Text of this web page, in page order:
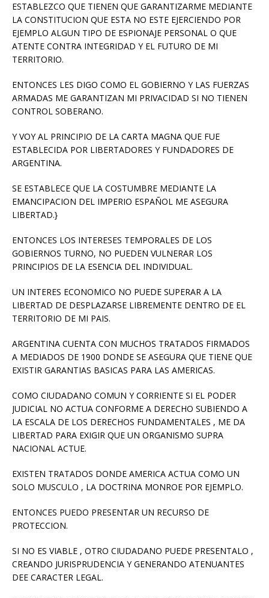
ESTABLEZCO QUE TIENEN QUE GARANTIZARME MEDIANTE
LA CONSTITUCION QUE ESTA NO ESTE EJERCIENDO POR
EJEMPLO ALGUN TIPO DE ESPIONAJE PERSONAL O QUE
ATENTE CONTRA INTEGRIDAD Y EL FUTURO DE MI
TERRITORIO.
ENTONCES LES DIGO COMO EL GOBIERNO Y LAS FUERZAS
ARMADAS ME GARANTIZAN MI PRIVACIDAD SI NO TIENEN
CONTROL SOBERANO.
Y VOY AL PRINCIPIO DE LA CARTA MAGNA QUE FUE
ESTABLECIDA POR LIBERTADORES Y FUNDADORES DE
ARGENTINA.
SE ESTABLECE QUE LA COSTUMBRE MEDIANTE LA
EMANCIPACION DEL IMPERIO ESPAÑOL ME ASEGURA
LIBERTAD.}
ENTONCES LOS INTERESES TEMPORALES DE LOS
GOBIERNOS TURNO, NO PUEDEN VULNERAR LOS
PRINCIPIOS DE LA ESENCIA DEL INDIVIDUAL.
UN INTERES ECONOMICO NO PUEDE SUPERAR A LA
LIBERTAD DE DESPLAZARSE LIBREMENTE DENTRO DE EL
TERRITORIO DE MI PAIS.
ARGENTINA CUENTA CON MUCHOS TRATADOS FIRMADOS
A MEDIADOS DE 1900 DONDE SE ASEGURA QUE TIENE QUE
EXISTIR GARANTIAS BASICAS PARA LAS AMERICAS.
COMO CIUDADANO COMUN Y CORRIENTE SI EL PODER
JUDICIAL NO ACTUA CONFORME A DERECHO SUBIENDO A
LA ESCALA DE LOS DERECHOS FUNDAMENTALES , ME DA
LIBERTAD PARA EXIGIR QUE UN ORGANISMO SUPRA
NACIONAL ACTUE.
EXISTEN TRATADOS DONDE AMERICA ACTUA COMO UN
SOLO MUSCULO , LA DOCTRINA MONROE POR EJEMPLO.
ENTONCES PUEDO PRESENTAR UN RECURSO DE
PROTECCION.
SI NO ES VIABLE , OTRO CIUDADANO PUEDE PRESENTALO ,
CREANDO JURISPRUDENCIA Y GENERANDO ATENUANTES
DEE CARACTER LEGAL.